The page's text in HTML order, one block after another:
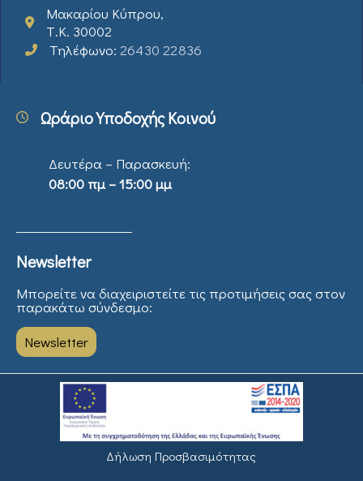
Μακαρίου Κύπρου,
Τ.Κ. 30002
Τηλέφωνο: 26430 22836
Ωράριο Υποδοχής Κοινού
Δευτέρα – Παρασκευή:
08:00 πμ – 15:00 μμ
Newsletter
Μπορείτε να διαχειριστείτε τις προτιμήσεις σας στον
παρακάτω σύνδεσμο:
Newsletter
Δήλωση Προσβασιμότητας